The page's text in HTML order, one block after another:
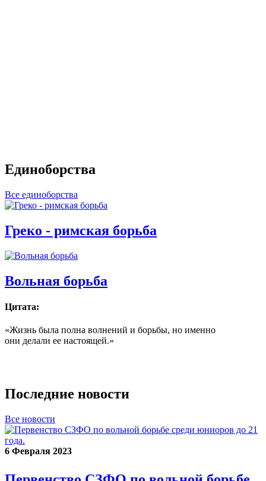
Единоборства
Все единоборства
Греко - римская борьба
Вольная борьба
Цитата:
«Жизнь была полна волнений и борьбы, но именно
они делали ее настоящей.»
Последние новости
Все новости
6 Февраля 2023